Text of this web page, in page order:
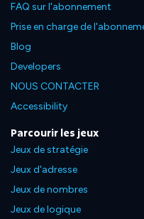
FAQ sur l'abonnement
Prise en charge de
Blog
Developers
NOUS CONTACTER
Accessibility
Parcourir les jeux
Jeux de stratégie
Jeux d'adresse
Jeux de nombres
Jeux de logique